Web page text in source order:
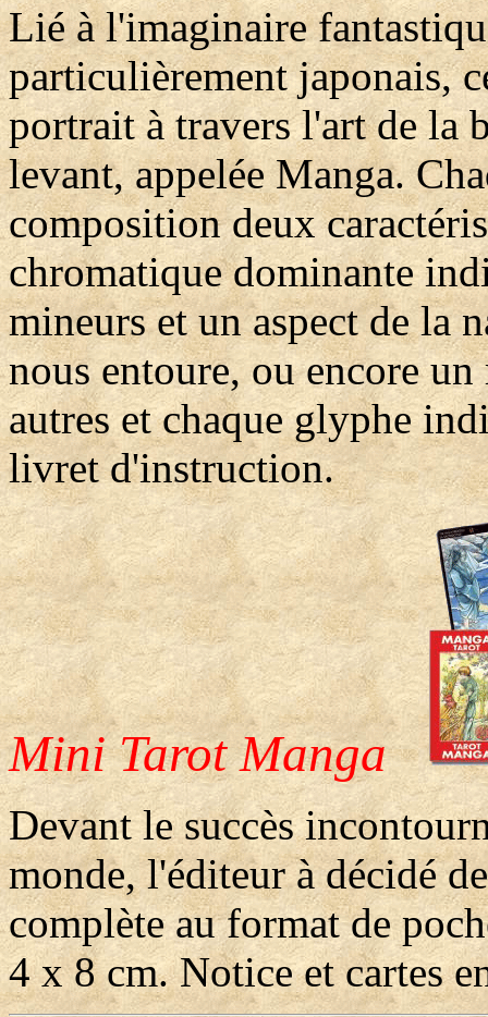
Lié à l'imaginaire
particulièrement japonais,
portrait à travers l'art de la
levant, appelée Manga.
composition deux
chromatique dominante
mineurs et un aspect de la
nous entoure, ou encore
autres et chaque glyphe
livret d'instruction.
Mini Tarot Manga
Devant le succès
monde, l'éditeur à décidé
complète au format de
4 x 8 cm. Notice et cartes